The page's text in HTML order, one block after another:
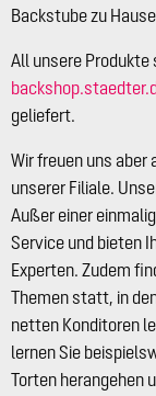
Backstube zu
All unsere Produkte
geliefert.
Wir freuen uns aber
unserer Filiale.
Außer einer
Service und bieten
Experten. Zudem
Themen statt, in
netten Konditoren
lernen Sie
Torten herangehen